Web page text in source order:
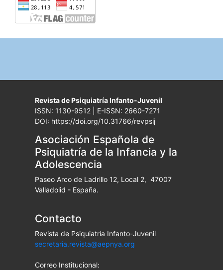
Revista de Psiquiatría Infanto-Juvenil
ISSN: 1130-9512 | E-ISSN: 2660-7271
DOI: https://doi.org/10.31766/revpsij
Asociación Española de
Psiquiatría de la Infancia y la
Adolescencia
Paseo Arco de Ladrillo 12, Local 2, 47007
Valladolid - España.
Contacto
Revista de Psiquiatría Infanto-Juvenil
secretaria.revista@aepnya.org
Correo Institucional: